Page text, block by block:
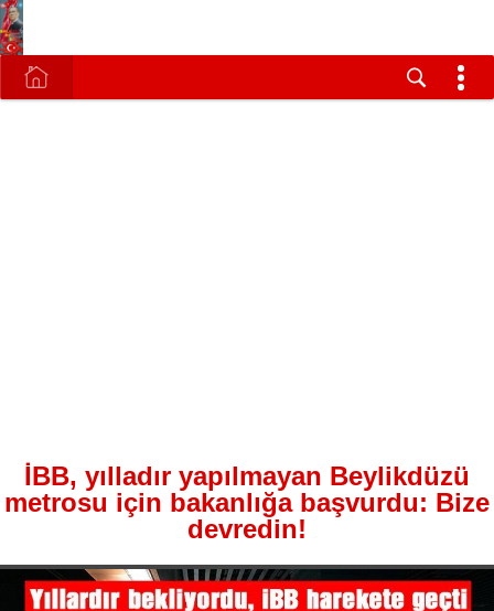
İBB, yılladır yapılmayan Beylikdüzü
metrosu için bakanlığa başvurdu: Bize
devredin!